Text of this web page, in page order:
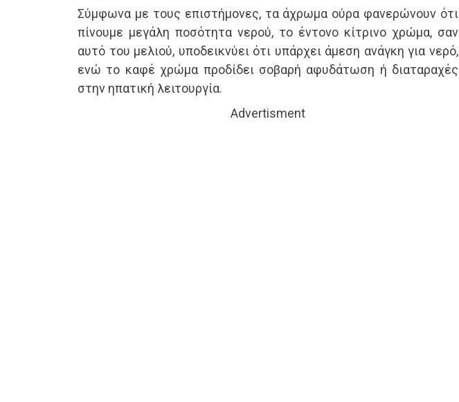
Σύμφωνα με τους επιστήμονες, τα άχρωμα ούρα φανερώνουν ότι
πίνουμε μεγάλη ποσότητα νερού, το έντονο κίτρινο χρώμα, σαν
αυτό του μελιού, υποδεικνύει ότι υπάρχει άμεση ανάγκη για νερό,
ενώ το καφέ χρώμα προδίδει σοβαρή αφυδάτωση ή διαταραχές
στην ηπατική λειτουργία.
Advertisment